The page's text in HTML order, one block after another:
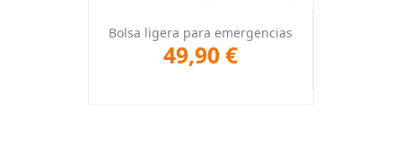
Bolsa ligera para emergencias
49,90 €